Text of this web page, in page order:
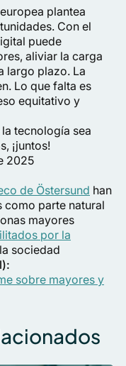
plantea
Con el
puede
aliviar la carga
largo plazo. La
Lo que falta es
equitativo y
tecnología sea
¡juntos!
2025
de Östersund han
como parte natural
mayores
por la
sociedad
sobre mayores y